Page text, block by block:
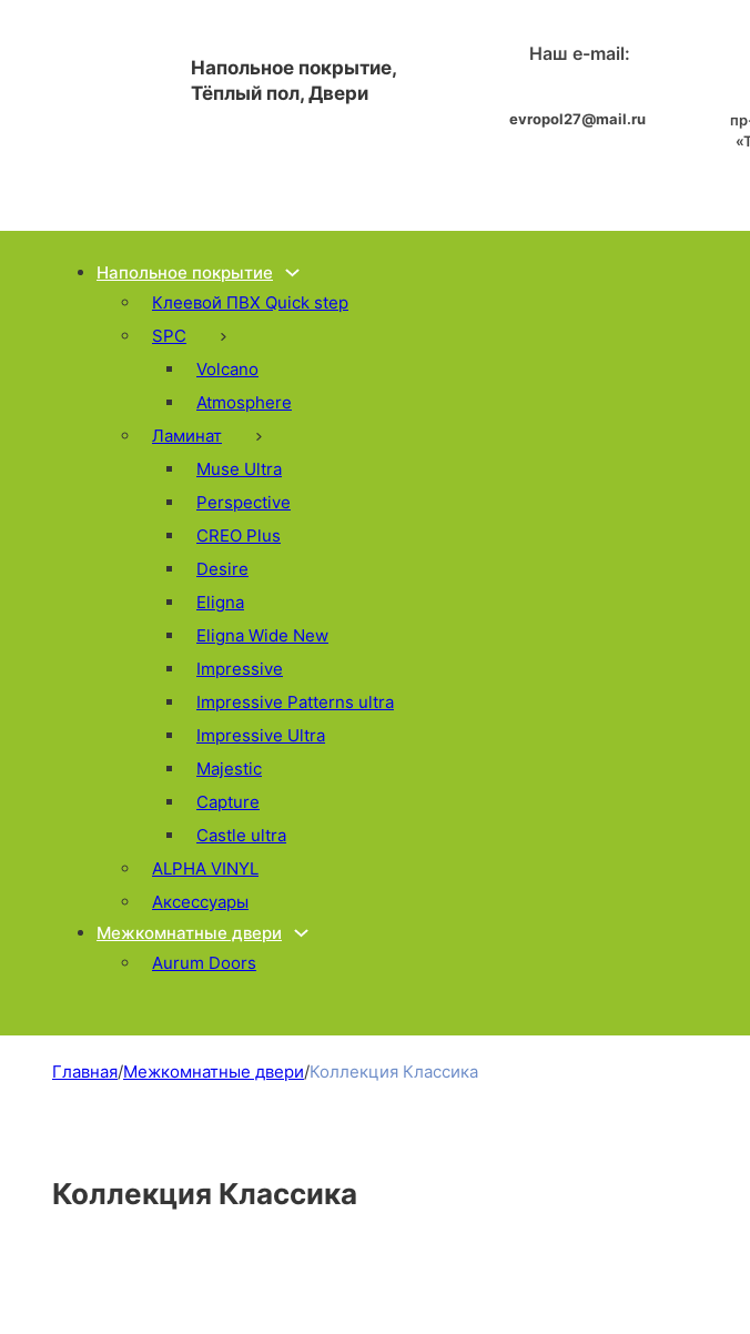
Напольное покрытие,
Тёплый пол, Двери
Наш e-mail:
evropol27@mail.ru
Напольное покрытие
Клеевой ПВХ Quick step
SPC
Volcano
Atmosphere
Ламинат
Muse Ultra
Perspective
CREO Plus
Desire
Eligna
Eligna Wide New
Impressive
Impressive Patterns ultra
Impressive Ultra
Majestic
Capture
Castle ultra
ALPHA VINYL
Аксессуары
Межкомнатные двери
Aurum Doors
Главная/Межкомнатные двери/Коллекция Классика
Коллекция Классика